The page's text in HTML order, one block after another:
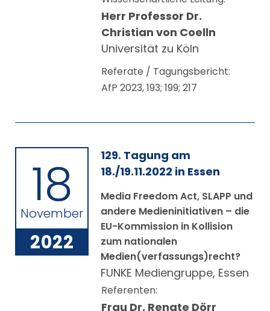
Herr Professor Dr.
Christian von Coelln
Universität zu Köln
Referate / Tagungsbericht:
AfP 2023, 193; 199; 217
18
November
2022
129. Tagung am
18./19.11.2022 in Essen
Media Freedom Act, SLAPP und
andere Medieninitiativen – die
EU-Kommission in Kollision
zum nationalen
Medien(verfassungs)recht?
FUNKE Mediengruppe, Essen
Referenten:
Frau Dr. Renate Dörr